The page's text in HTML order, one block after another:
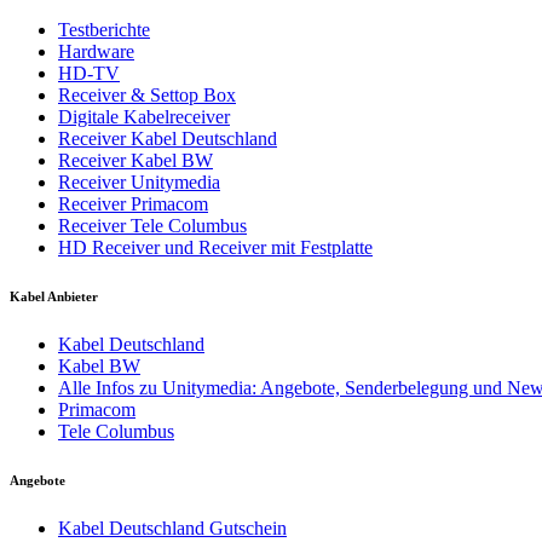
Testberichte
Hardware
HD-TV
Receiver & Settop Box
Digitale Kabelreceiver
Receiver Kabel Deutschland
Receiver Kabel BW
Receiver Unitymedia
Receiver Primacom
Receiver Tele Columbus
HD Receiver und Receiver mit Festplatte
Kabel Anbieter
Kabel Deutschland
Kabel BW
Alle Infos zu Unitymedia: Angebote, Senderbelegung und
Primacom
Tele Columbus
Angebote
Kabel Deutschland Gutschein